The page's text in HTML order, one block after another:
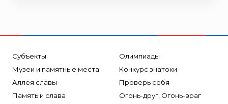
Субъекты
Музеи и памятные места
Аллея славы
Память и слава
Олимпиады
Конкурс знатоки
Проверь себя
Огонь-друг, Огонь-враг